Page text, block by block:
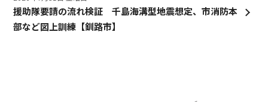
援助隊要請の流れ検証 千島海溝型地震想定、市消防本
部など図上訓練【釧路市】